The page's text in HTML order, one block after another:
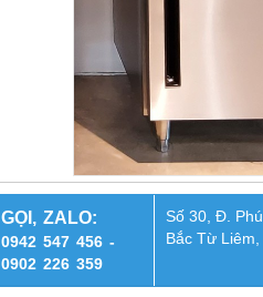
GỌI, ZALO:
0942 547 456 -
0902 226 359
Số 30, Đ.
Bắc Từ